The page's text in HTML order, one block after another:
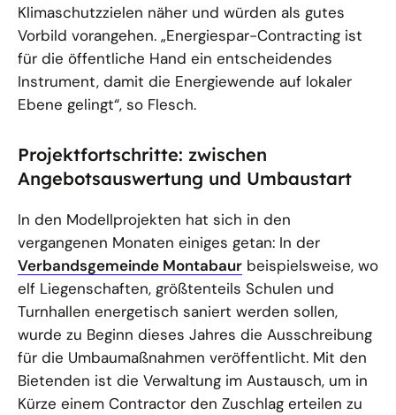
Klimaschutzzielen näher und würden als gutes
Vorbild vorangehen. „Energiespar-Contracting ist
für die öffentliche Hand ein entscheidendes
Instrument, damit die Energiewende auf lokaler
Ebene gelingt“, so Flesch.
Projektfortschritte: zwischen
Angebotsauswertung und Umbaustart
In den Modellprojekten hat sich in den
vergangenen Monaten einiges getan: In der
Verbandsgemeinde Montabaur beispielsweise, wo
elf Liegenschaften, größtenteils Schulen und
Turnhallen energetisch saniert werden sollen,
wurde zu Beginn dieses Jahres die Ausschreibung
für die Umbaumaßnahmen veröffentlicht. Mit den
Bietenden ist die Verwaltung im Austausch, um in
Kürze einem Contractor den Zuschlag erteilen zu